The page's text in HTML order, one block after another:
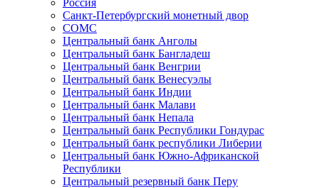
Россия
Санкт-Петербургский монетный двор
СОМС
Центральный банк Анголы
Центральный банк Бангладеш
Центральный банк Венгрии
Центральный банк Венесуэлы
Центральный банк Индии
Центральный банк Малави
Центральный банк Непала
Центральный банк Республики Гондурас
Центральный банк республики Либерии
Центральный банк Южно-Африканской
Республики
Центральный резервный банк Перу